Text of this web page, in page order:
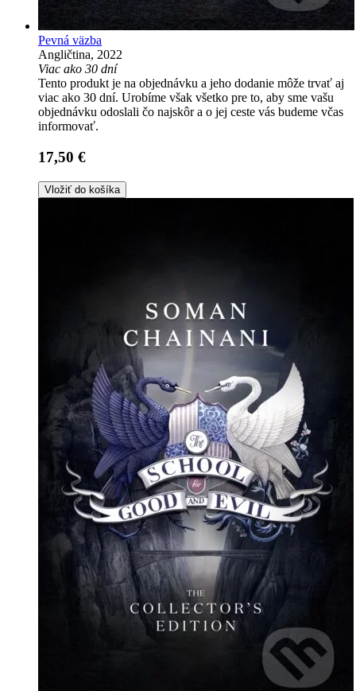
Pevná väzba
Angličtina, 2022
Viac ako 30 dní
Tento produkt je na objednávku a jeho dodanie môže trvať aj
viac ako 30 dní. Urobíme však všetko pre to, aby sme vašu
objednávku odoslali čo najskôr a o jej ceste vás budeme včas
informovať.
17,50 €
Vložiť do košíka